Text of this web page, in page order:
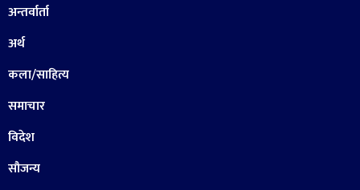
अन्तर्वार्ता
अर्थ
कला/साहित्य
समाचार
विदेश
सौजन्य